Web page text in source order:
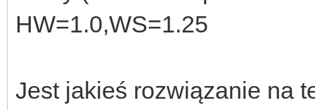
HW=1.0,WS=1.25
Jest jakieś rozwiązanie na